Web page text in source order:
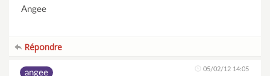
Angee
Répondre
angee 05/02/12 14:05